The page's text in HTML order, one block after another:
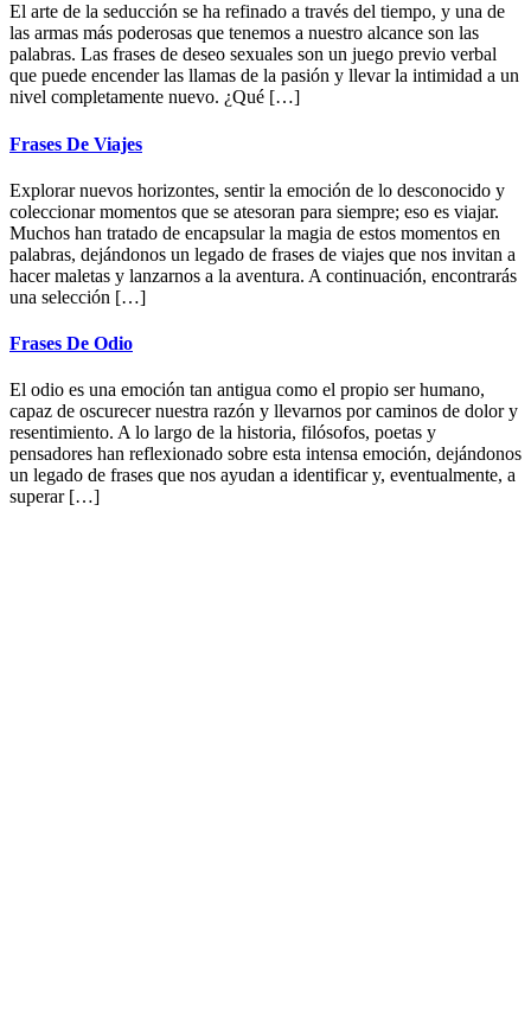
El arte de la seducción se ha refinado a través del tiempo, y una de
las armas más poderosas que tenemos a nuestro alcance son las
palabras. Las frases de deseo sexuales son un juego previo verbal
que puede encender las llamas de la pasión y llevar la intimidad a un
nivel completamente nuevo. ¿Qué […]
Frases De Viajes
Explorar nuevos horizontes, sentir la emoción de lo desconocido y
coleccionar momentos que se atesoran para siempre; eso es viajar.
Muchos han tratado de encapsular la magia de estos momentos en
palabras, dejándonos un legado de frases de viajes que nos invitan a
hacer maletas y lanzarnos a la aventura. A continuación, encontrarás
una selección […]
Frases De Odio
El odio es una emoción tan antigua como el propio ser humano,
capaz de oscurecer nuestra razón y llevarnos por caminos de dolor y
resentimiento. A lo largo de la historia, filósofos, poetas y
pensadores han reflexionado sobre esta intensa emoción, dejándonos
un legado de frases que nos ayudan a identificar y, eventualmente, a
superar […]